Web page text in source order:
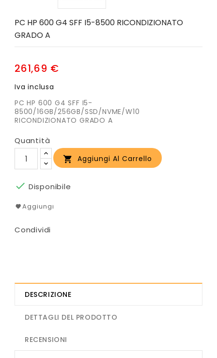
PC HP 600 G4 SFF I5-8500 RICONDIZIONATO
GRADO A
261,69 €
Iva inclusa
PC HP 600 G4 SFF I5-
8500/16GB/256GB/SSD/NVME/W10
RICONDIZIONATO GRADO A
Quantità
 Aggiungi Al Carrello
 Disponibile
Aggiungi
Condividi
DESCRIZIONE
DETTAGLI DEL PRODOTTO
RECENSIONI